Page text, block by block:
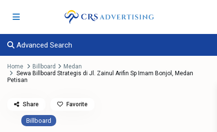
Advanced Search
Home Billboard
Medan
Sewa Billboard Strategis di Jl. Zainul Arifin Sp Imam Bonjol, Medan
Petisan
Billboard
Share Favorite